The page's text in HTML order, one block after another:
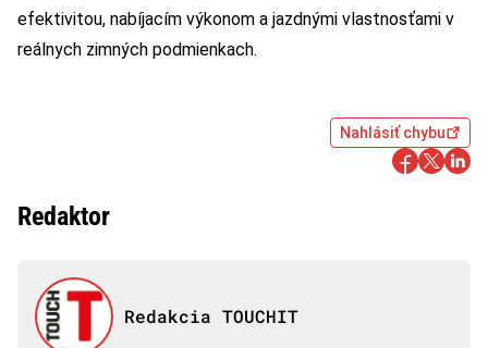
efektivitou, nabíjacím výkonom a jazdnými vlastnosťami v
reálnych zimných podmienkach.
Nahlásiť chybu
Redaktor
Redakcia TOUCHIT